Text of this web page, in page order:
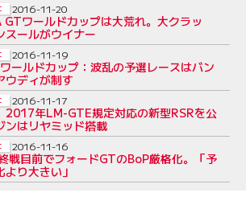
GTワールドカップは大荒れ。大クラッ
スールがウイナー
2016-11-20
ールドカップ：波乱の予選レースはバン
ウディが制す
2016-11-19
2017年LM-GTE規定対応の新型RSRを公
ンはリヤミッド搭載
2016-11-17
戦目前でフォードGTのBoP厳格化。「予
り大きい」
2016-11-16